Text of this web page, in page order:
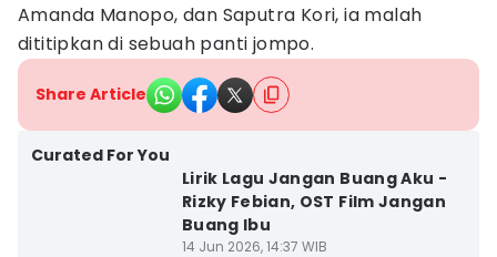
Amanda Manopo, dan Saputra Kori, ia malah
dititipkan di sebuah panti jompo.
Share Article
Curated For You
Lirik Lagu Jangan Buang Aku -
Rizky Febian, OST Film Jangan
Buang Ibu
14 Jun 2026, 14:37 WIB